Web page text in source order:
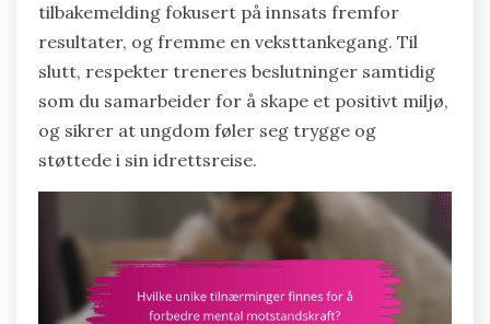
tilbakemelding fokusert på innsats fremfor
resultater, og fremme en veksttankegang. Til
slutt, respekter treneres beslutninger samtidig
som du samarbeider for å skape et positivt miljø,
og sikrer at ungdom føler seg trygge og
støttede i sin idrettsreise.